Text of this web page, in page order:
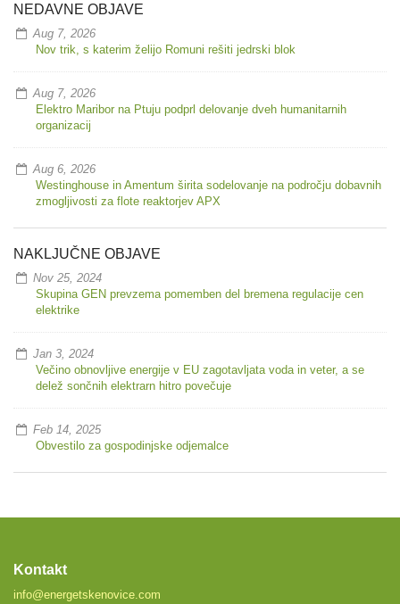
NEDAVNE OBJAVE
Aug 7, 2026
Nov trik, s katerim želijo Romuni rešiti jedrski blok
Aug 7, 2026
Elektro Maribor na Ptuju podprl delovanje dveh humanitarnih
organizacij
Aug 6, 2026
Westinghouse in Amentum širita sodelovanje na področju dobavnih
zmogljivosti za flote reaktorjev APX
NAKLJUČNE OBJAVE
Nov 25, 2024
Skupina GEN prevzema pomemben del bremena regulacije cen
elektrike
Jan 3, 2024
Večino obnovljive energije v EU zagotavljata voda in veter, a se
delež sončnih elektrarn hitro povečuje
Feb 14, 2025
Obvestilo za gospodinjske odjemalce
Kontakt
info@energetskenovice.com